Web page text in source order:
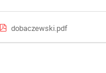
dobaczewski.pdf